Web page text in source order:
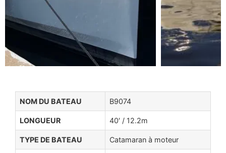
NOM DU BATEAU B9074
LONGUEUR 40′ / 12.2m
TYPE DE BATEAU Catamaran à moteur